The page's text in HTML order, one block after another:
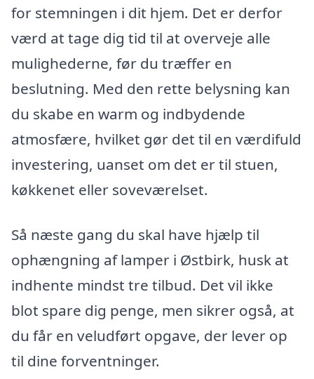
for stemningen i dit hjem. Det er derfor
værd at tage dig tid til at overveje alle
mulighederne, før du træffer en
beslutning. Med den rette belysning kan
du skabe en warm og indbydende
atmosfære, hvilket gør det til en værdifuld
investering, uanset om det er til stuen,
køkkenet eller soveværelset.
Så næste gang du skal have hjælp til
ophængning af lamper i Østbirk, husk at
indhente mindst tre tilbud. Det vil ikke
blot spare dig penge, men sikrer også, at
du får en veludført opgave, der lever op
til dine forventninger.